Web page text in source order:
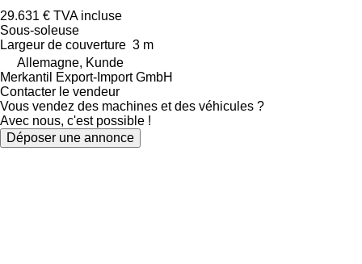
29.631 € TVA incluse
Sous-soleuse
Largeur de couverture 3 m
Allemagne, Kunde
Merkantil Export-Import GmbH
Contacter le vendeur
Vous vendez des machines et des véhicules ?
Avec nous, c'est possible !
Déposer une annonce